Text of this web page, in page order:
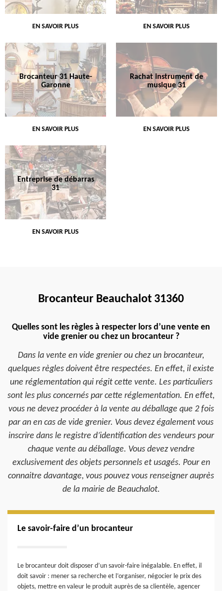
EN SAVOIR PLUS EN SAVOIR PLUS
Brocanteur 31 Haute-
Garonne
EN SAVOIR PLUS
Rachat instrument de
musique 31
EN SAVOIR PLUS
Entreprise de débarras
31
EN SAVOIR PLUS
Brocanteur Beauchalot 31360
Quelles sont les règles à respecter lors d’une vente en
vide grenier ou chez un brocanteur ?
Dans la vente en vide grenier ou chez un brocanteur,
quelques règles doivent être respectées. En effet, il existe
une réglementation qui régit cette vente. Les particuliers
sont les plus concernés par cette réglementation. En effet,
vous ne devez procéder à la vente au déballage que 2 fois
par an en cas de vide grenier. Vous devez également vous
inscrire dans le registre d’identification des vendeurs pour
chaque vente au déballage. Vous devez vendre
exclusivement des objets personnels et usagés. Pour en
connaitre davantage, vous pouvez vous renseigner auprès
de la mairie de Beauchalot.
Le savoir-faire d’un brocanteur
Le brocanteur doit disposer d’un savoir-faire inégalable. En effet, il
doit savoir : mener sa recherche et l’organiser, négocier le prix des
objets, mettre en valeur le produit auprès de sa clientèle, agencer